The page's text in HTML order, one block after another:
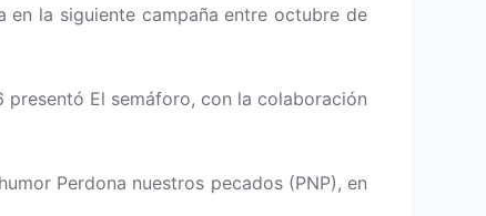
la siguiente campaña entre octubre de
presentó El semáforo, con la colaboración
Perdona nuestros pecados (PNP), en